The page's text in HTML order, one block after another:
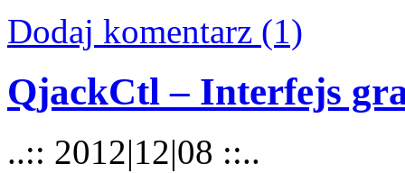
Dodaj komentarz (1)
QjackCtl – Interfejs
..:: 2012|12|08 ::..